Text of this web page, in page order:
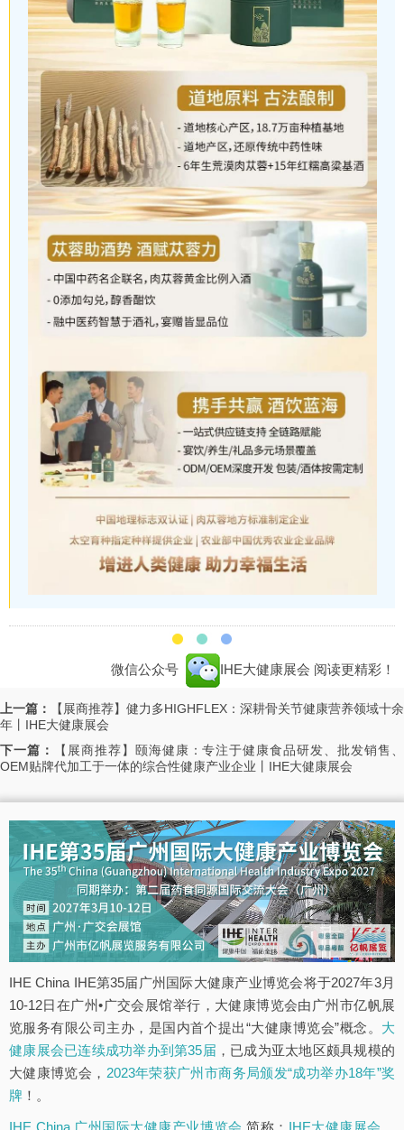
微信公众号 IHE大健康展会 阅读更精彩！
上一篇：
【展商推荐】健力多HIGHFLEX：深耕骨关节健康营养领域十余
年丨IHE大健康展会
下一篇：
【展商推荐】颐海健康：专注于健康食品研发、批发销售、
OEM贴牌代加工于一体的综合性健康产业企业丨IHE大健康展会
IHE China IHE第35届广州国际大健康产业博览会将于2027年3月
10-12日在广州•广交会展馆举行，大健康博览会由广州市亿帆展
览服务有限公司主办，是国内首个提出“大健康博览会”概念。 大
健康展会已连续成功举办到第35届 ，已成为亚太地区颇具规模的
大健康博览会， 2023年荣获广州市商务局颁发“成功举办18年”奖
牌 ！。
IHE China 广州国际大健康产业博览会 简称： IHE大健康展会